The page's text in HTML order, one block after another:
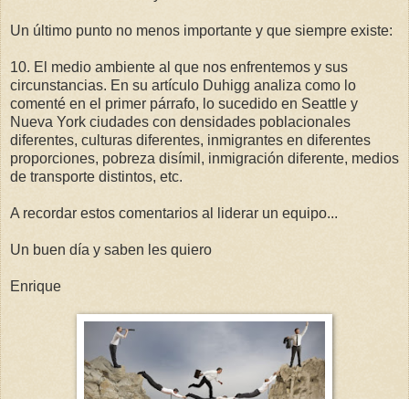
Un último punto no menos importante y que siempre existe:
10. El medio ambiente al que nos enfrentemos y sus
circunstancias. En su artículo Duhigg analiza como lo
comenté en el primer párrafo, lo sucedido en Seattle y
Nueva York ciudades con densidades poblacionales
diferentes, culturas diferentes, inmigrantes en diferentes
proporciones, pobreza disímil, inmigración diferente, medios
de transporte distintos, etc.
A recordar estos comentarios al liderar un equipo...
Un buen día y saben les quiero
Enrique